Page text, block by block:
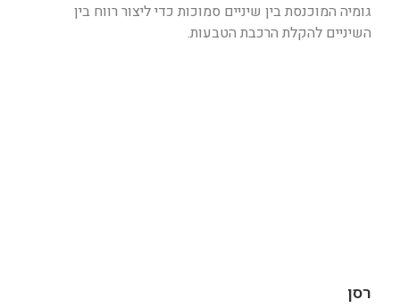
גומיה המוכנסת בין שיניים סמוכות כדי ליצור רווח בין
השיניים להקלת הרכבת הטבעות.
רסן